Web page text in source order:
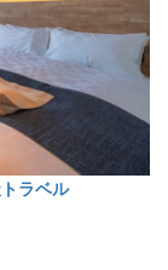
ラベル